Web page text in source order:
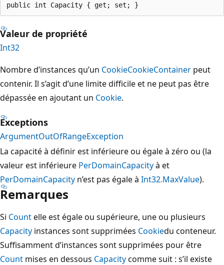
public int Capacity { get; set; }
Valeur de propriété
Int32
Nombre d’instances qu’un CookieCookieContainer peut
contenir. Il s’agit d’une limite difficile et ne peut pas être
dépassée en ajoutant un Cookie.
Exceptions
ArgumentOutOfRangeException
La capacité à définir est inférieure ou égale à zéro ou (la
valeur est inférieure PerDomainCapacityà et
PerDomainCapacity n’est pas égale à Int32.MaxValue).
Remarques
Si Countelle est égale ou supérieure, une ou plusieurs
Capacity instances sont supprimées Cookiedu conteneur.
Suffisamment d’instances sont supprimées pour être
Count mises en dessous Capacitycomme suit : s’il existe